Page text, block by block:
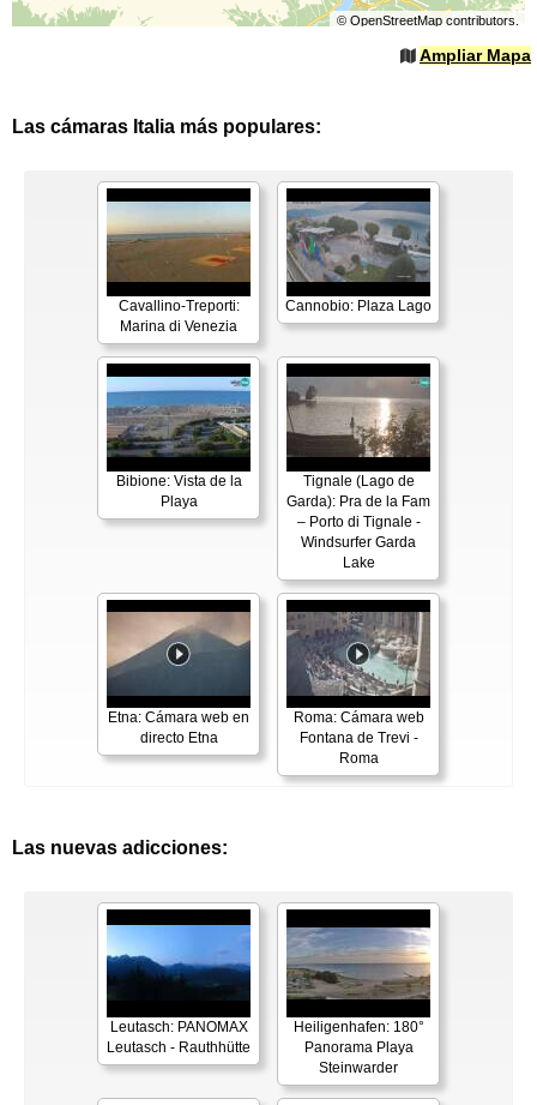
© OpenStreetMapcontributors.
Ampliar Mapa
Las cámaras Italia más populares:
Cavallino-Treporti:
Marina di Venezia
Cannobio: Plaza Lago
Bibione: Vista de la
Playa
Tignale (Lago de
Garda): Pra de la Fam
– Porto di Tignale -
Windsurfer Garda
Lake
Etna: Cámara web en
directo Etna
Roma: Cámara web
Fontana de Trevi -
Roma
Las nuevas adicciones:
Leutasch: PANOMAX
Leutasch - Rauthhütte
Heiligenhafen: 180°
Panorama Playa
Steinwarder